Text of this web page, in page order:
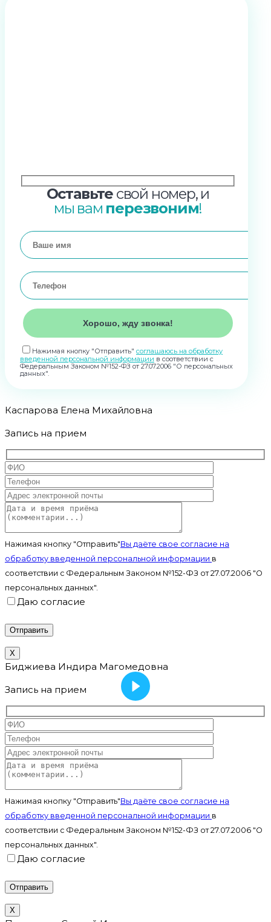
Оставьте свой номер, и
мы вам перезвоним!
Нажимая кнопку "Отправить" соглашаюсь на обработку
введенной персональной информации в соответствии с
Федеральным Законом №152-ФЗ от 27.07.2006 "О персональных
данных".
Каспарова Елена Михайловна
Запись на прием
Нажимая кнопку "Отправить"Вы даёте свое согласие на
обработку введенной персональной информации в
соответствии с Федеральным Законом №152-ФЗ от 27.07.2006 "О
персональных данных".
Даю согласие
X
Биджиева Индира Магомедовна
Запись на прием
Нажимая кнопку "Отправить"Вы даёте свое согласие на
обработку введенной персональной информации в
соответствии с Федеральным Законом №152-ФЗ от 27.07.2006 "О
персональных данных".
Даю согласие
X